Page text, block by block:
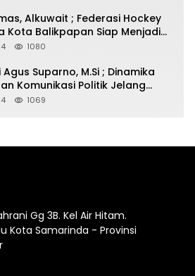
Alkuwait ; Federasi Hockey
Kota Balikpapan Siap Menjadi
Prestasi Di Kaltim
1080
Agus Suparno, M.Si ; Dinamika
Komunikasi Politik Jelang
2024
1069
Gg 3B. Kel Air Hitam.
Kota Samarinda - Provinsi